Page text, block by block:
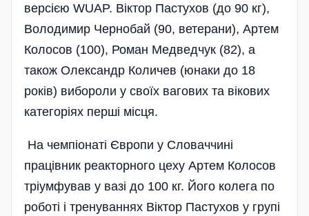
версією WUAP. Віктор Пастухов (до 90 кг),
Володимир Чернобай (90, ветерани), Артем
Колосов (100), Роман Медведчук (82), а
також Олександр Количев (юнаки до 18
років) вибороли у своїх вагових та вікових
категоріях перші місця.
На чемпіонаті Європи у Словаччині
працівник реакторного цеху Артем Колосов
тріумфував у вазі до 100 кг. Його колега по
роботі і тренуваннях Віктор Пастухов у групі